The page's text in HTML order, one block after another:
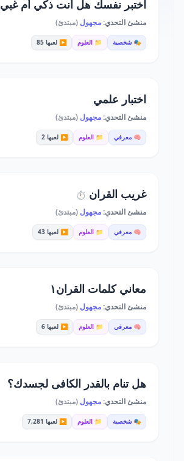
اختبر نفسك هل أنت ذكي أم غبي
منشئ التحدي:مجهول (مبتدئ)
🎭 شخصية 📁 العلوم ▶️ لعبها 85
اختبار علمي
منشئ التحدي:مجهول (مبتدئ)
🧠 معرفي 📁 العلوم ▶️ لعبها 2
غريب القران ⏱️
منشئ التحدي:مجهول (مبتدئ)
🧠 معرفي 📁 العلوم ▶️ لعبها 43
معاني كلمات القران١
منشئ التحدي:مجهول (مبتدئ)
🧠 معرفي 📁 العلوم ▶️ لعبها 6
هل تنام بالقدر الكافى لجسدك؟
منشئ التحدي:مجهول (مبتدئ)
🎭 شخصية 📁 العلوم ▶️ لعبها 7,281